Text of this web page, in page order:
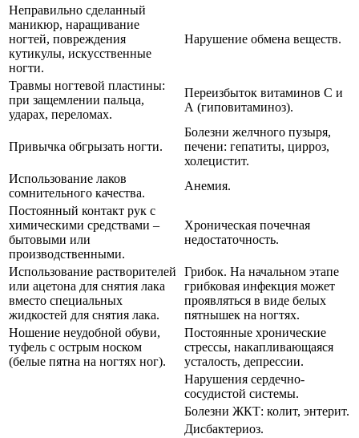
Неправильно сделанный
маникюр, наращивание
ногтей, повреждения
кутикулы, искусственные
ногти.
Нарушение обмена веществ.
Травмы ногтевой пластины:
при защемлении пальца,
ударах, переломах.
Переизбыток витаминов С и
А (гиповитаминоз).
Привычка обгрызать ногти.
Болезни желчного пузыря,
печени: гепатиты, цирроз,
холецистит.
Использование лаков
сомнительного качества.
Анемия.
Постоянный контакт рук с
химическими средствами –
бытовыми или
производственными.
Хроническая почечная
недостаточность.
Использование растворителей
или ацетона для снятия лака
вместо специальных
жидкостей для снятия лака.
Грибок. На начальном этапе
грибковая инфекция может
проявляться в виде белых
пятнышек на ногтях.
Ношение неудобной обуви,
туфель с острым носком
(белые пятна на ногтях ног).
Постоянные хронические
стрессы, накапливающаяся
усталость, депрессии.
Нарушения сердечно-
сосудистой системы.
Болезни ЖКТ: колит, энтерит.
Дисбактериоз.